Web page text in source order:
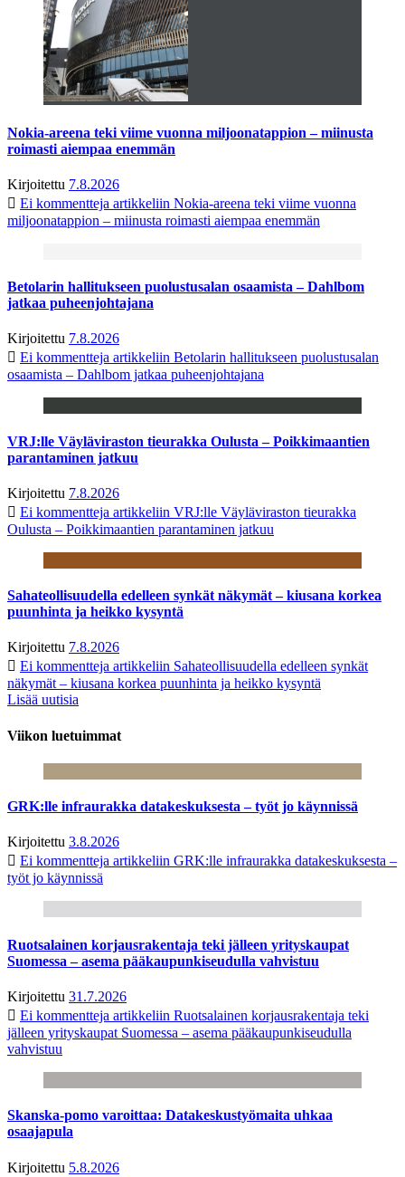
Nokia-areena teki viime vuonna miljoonatappion – miinusta
roimasti aiempaa enemmän
Kirjoitettu 7.8.2026
Ei kommentteja artikkeliin Nokia-areena teki viime vuonna
miljoonatappion – miinusta roimasti aiempaa enemmän
Betolarin hallitukseen puolustusalan osaamista – Dahlbom
jatkaa puheenjohtajana
Kirjoitettu 7.8.2026
Ei kommentteja artikkeliin Betolarin hallitukseen puolustusalan
osaamista – Dahlbom jatkaa puheenjohtajana
VRJ:lle Väyläviraston tieurakka Oulusta – Poikkimaantien
parantaminen jatkuu
Kirjoitettu 7.8.2026
Ei kommentteja artikkeliin VRJ:lle Väyläviraston tieurakka
Oulusta – Poikkimaantien parantaminen jatkuu
Sahateollisuudella edelleen synkät näkymät – kiusana korkea
puunhinta ja heikko kysyntä
Kirjoitettu 7.8.2026
Ei kommentteja artikkeliin Sahateollisuudella edelleen synkät
näkymät – kiusana korkea puunhinta ja heikko kysyntä
Lisää uutisia
Viikon luetuimmat
GRK:lle infraurakka datakeskuksesta – työt jo käynnissä
Kirjoitettu 3.8.2026
Ei kommentteja artikkeliin GRK:lle infraurakka datakeskuksesta –
työt jo käynnissä
Ruotsalainen korjausrakentaja teki jälleen yrityskaupat
Suomessa – asema pääkaupunkiseudulla vahvistuu
Kirjoitettu 31.7.2026
Ei kommentteja artikkeliin Ruotsalainen korjausrakentaja teki
jälleen yrityskaupat Suomessa – asema pääkaupunkiseudulla
vahvistuu
Skanska-pomo varoittaa: Datakeskustyömaita uhkaa
osaajapula
Kirjoitettu 5.8.2026